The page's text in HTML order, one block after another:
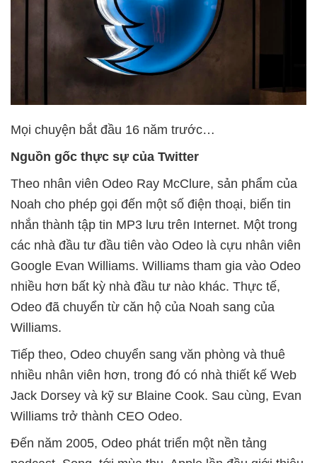
Mọi chuyện bắt đầu 16 năm trước…
Nguồn gốc thực sự của Twitter
Theo nhân viên Odeo Ray McClure, sản phẩm của
Noah cho phép gọi đến một số điện thoại, biến tin
nhắn thành tập tin MP3 lưu trên Internet. Một trong
các nhà đầu tư đầu tiên vào Odeo là cựu nhân viên
Google Evan Williams. Williams tham gia vào Odeo
nhiều hơn bất kỳ nhà đầu tư nào khác. Thực tế,
Odeo đã chuyển từ căn hộ của Noah sang của
Williams.
Tiếp theo, Odeo chuyển sang văn phòng và thuê
nhiều nhân viên hơn, trong đó có nhà thiết kế Web
Jack Dorsey và kỹ sư Blaine Cook. Sau cùng, Evan
Williams trở thành CEO Odeo.
Đến năm 2005, Odeo phát triển một nền tảng